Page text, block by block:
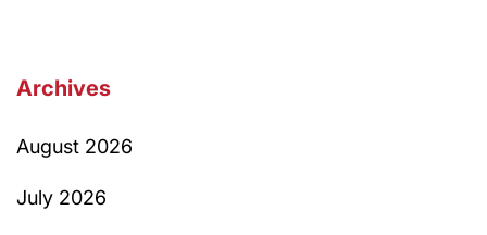
Archives
August 2026
July 2026